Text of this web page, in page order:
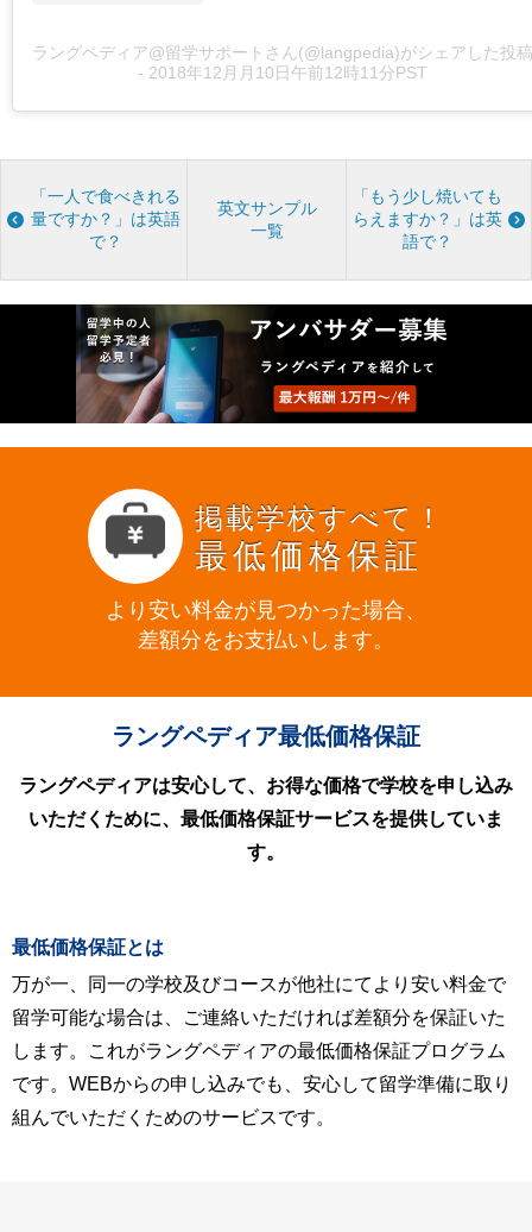
ラングペディア@留学サポートさん(@langpedia)がシェアした投稿
- 2018年12月月10日午前12時11分PST
「一人で食べきれる
量ですか？」は英語
で？
英文サンプル
一覧
「もう少し焼いても
らえますか？」は英
語で？
掲載学校すべて！
最低価格保証
より安い料金が見つかった場合、
差額分をお支払いします。
ラングペディア最低価格保証
ラングペディアは安心して、お得な価格で学校を申し込み
いただくために、最低価格保証サービスを提供していま
す。
最低価格保証とは
万が一、同一の学校及びコースが他社にてより安い料金で
留学可能な場合は、ご連絡いただければ差額分を保証いた
します。これがラングペディアの最低価格保証プログラム
です。WEBからの申し込みでも、安心して留学準備に取り
組んでいただくためのサービスです。